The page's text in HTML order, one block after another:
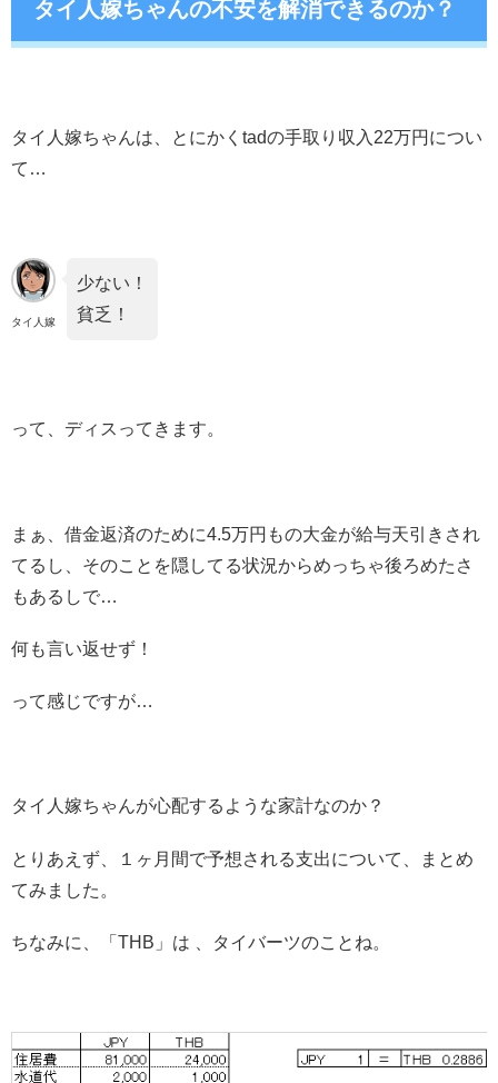
タイ人嫁ちゃんの不安を解消できるのか？
タイ人嫁ちゃんは、とにかくtadの手取り収入22万円につい
て…
タイ人嫁
少ない！
貧乏！
って、ディスってきます。
まぁ、借金返済のために4.5万円もの大金が給与天引きされ
てるし、そのことを隠してる状況からめっちゃ後ろめたさ
もあるしで…
何も言い返せず！
って感じですが…
タイ人嫁ちゃんが心配するような家計なのか？
とりあえず、１ヶ月間で予想される支出について、まとめ
てみました。
ちなみに、「THB」は 、タイバーツのことね。